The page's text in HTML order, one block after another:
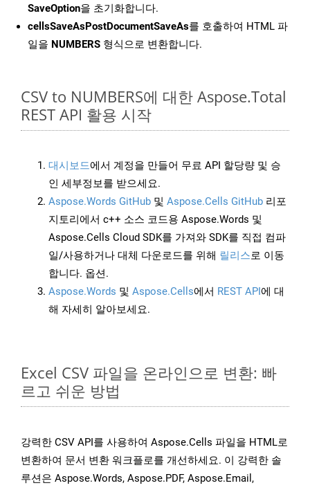
SaveOption을 초기화합니다.
cellsSaveAsPostDocumentSaveAs를 호출하여 HTML 파
일을 NUMBERS 형식으로 변환합니다.
CSV to NUMBERS에 대한 Aspose.Total
REST API 활용 시작
대시보드에서 계정을 만들어 무료 API 할당량 및 승
인 세부정보를 받으세요.
Aspose.Words GitHub 및 Aspose.Cells GitHub 리포
지토리에서 c++ 소스 코드용 Aspose.Words 및
Aspose.Cells Cloud SDK를 가져와 SDK를 직접 컴파
일/사용하거나 대체 다운로드를 위해 릴리스로 이동
합니다. 옵션.
Aspose.Words 및 Aspose.Cells에서 REST API에 대
해 자세히 알아보세요.
Excel CSV 파일을 온라인으로 변환: 빠
르고 쉬운 방법
강력한 CSV API를 사용하여 Aspose.Cells 파일을 HTML로
변환하여 문서 변환 워크플로를 개선하세요. 이 강력한 솔
루션은 Aspose.Words, Aspose.PDF, Aspose.Email,